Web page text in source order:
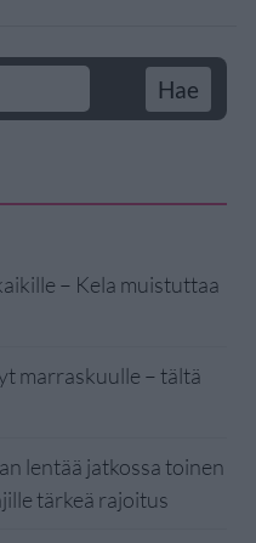
– Kela muistuttaa
marraskuulle – tältä
lentää jatkossa toinen
tärkeä rajoitus